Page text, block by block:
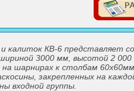
калиток КВ-6 представляет
3000 мм, высотой 2
на шарнирах к столбам
закрепленных на
входной группы.